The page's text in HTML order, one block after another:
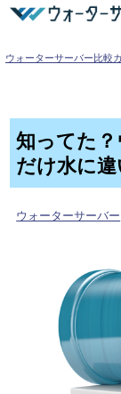
ウォーターサーバー比較
知ってた
だけ水に違
ウォーターサーバー